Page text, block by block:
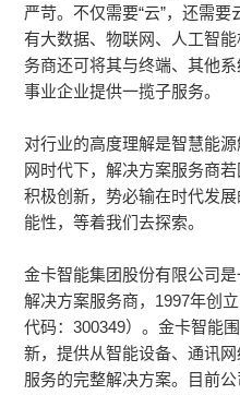
严苛。不仅需要“云”，还需要
有大数据、物联网、人工智
务商还可将其与终端、其他
事业企业提供一揽子服务。
对行业的高度理解是智慧能
网时代下，解决方案服务商
积极创新，势必输在时代发
能性，等着我们去探索。
金卡智能集团股份有限公司
解决方案服务商，1997年创
代码：300349）。金卡智能
新，提供从智能设备、通讯
服务的完整解决方案。目前